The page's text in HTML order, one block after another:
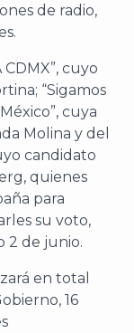
de radio,
cuyo
“Sigamos
cuya
Molina y del
candidato
quienes
para
su voto,
2 de junio.
en total
16